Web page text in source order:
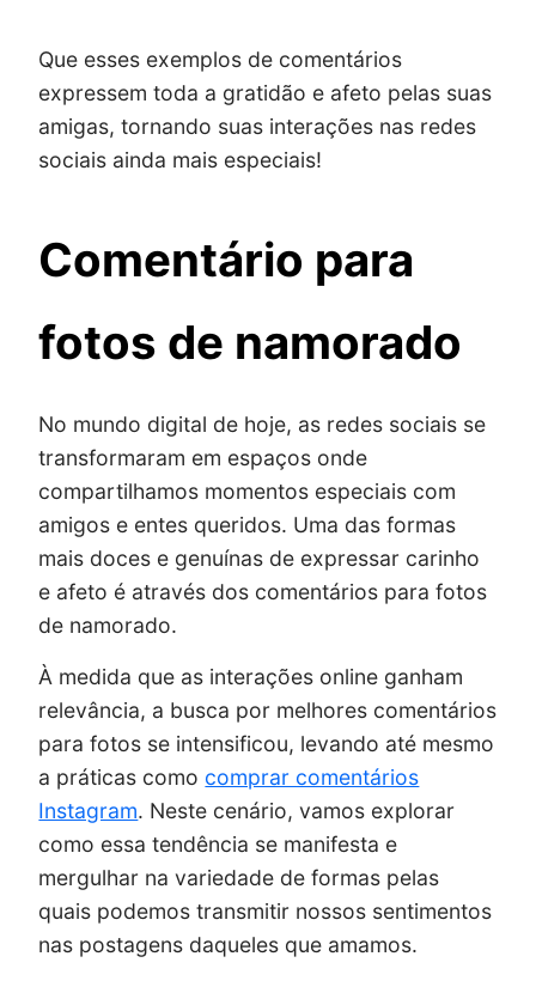
Que esses exemplos de comentários
expressem toda a gratidão e afeto pelas suas
amigas, tornando suas interações nas redes
sociais ainda mais especiais!
Comentário para
fotos de namorado
No mundo digital de hoje, as redes sociais se
transformaram em espaços onde
compartilhamos momentos especiais com
amigos e entes queridos. Uma das formas
mais doces e genuínas de expressar carinho
e afeto é através dos comentários para fotos
de namorado.
À medida que as interações online ganham
relevância, a busca por melhores comentários
para fotos se intensificou, levando até mesmo
a práticas como comprar comentários
Instagram. Neste cenário, vamos explorar
como essa tendência se manifesta e
mergulhar na variedade de formas pelas
quais podemos transmitir nossos sentimentos
nas postagens daqueles que amamos.